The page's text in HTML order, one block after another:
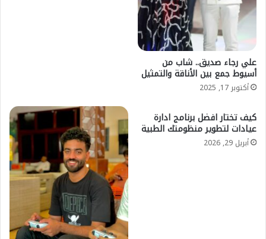
علي رجاء صديق.. شاب من
أسيوط جمع بين الأناقة والتمثيل
أكتوبر 17, 2025
كيف تختار افضل برنامج ادارة
عيادات لتطوير منظومتك الطبية
أبريل 29, 2026